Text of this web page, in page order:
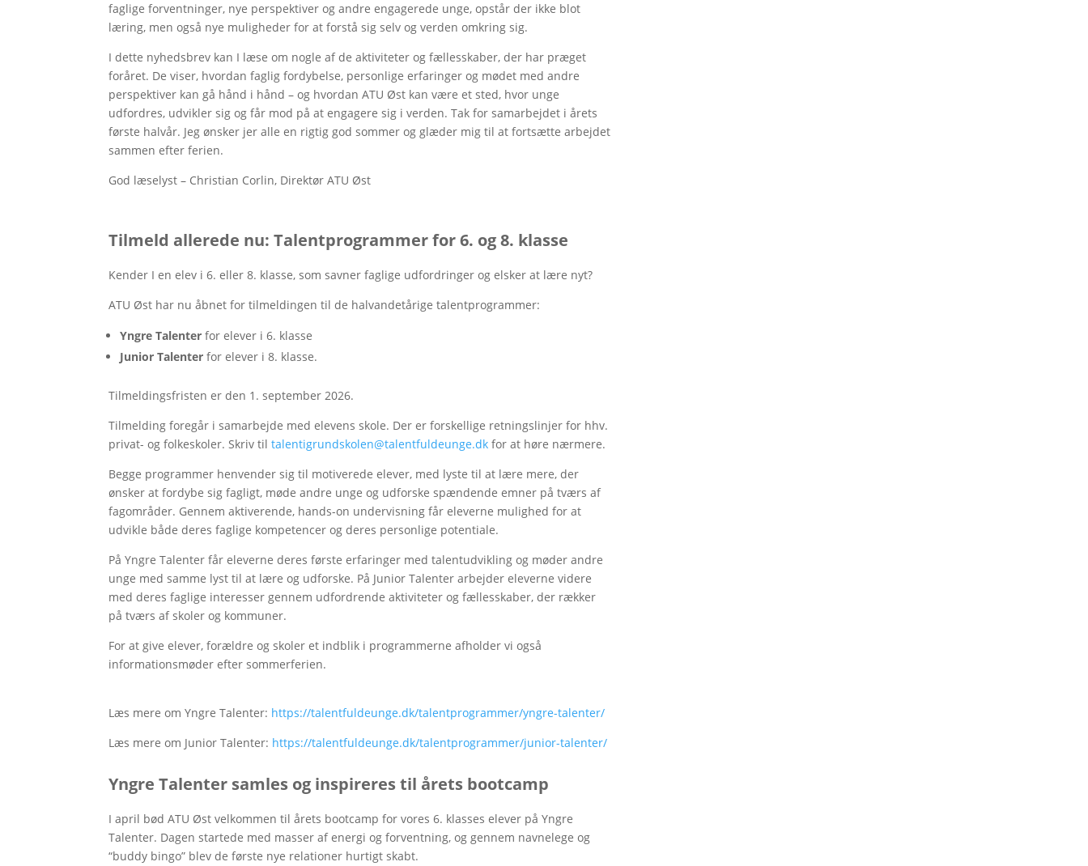
faglige forventninger, nye perspektiver og andre engagerede unge, opstår der ikke blot
læring, men også nye muligheder for at forstå sig selv og verden omkring sig.
I dette nyhedsbrev kan I læse om nogle af de aktiviteter og fællesskaber, der har præget
foråret. De viser, hvordan faglig fordybelse, personlige erfaringer og mødet med andre
perspektiver kan gå hånd i hånd – og hvordan ATU Øst kan være et sted, hvor unge
udfordres, udvikler sig og får mod på at engagere sig i verden. Tak for samarbejdet i årets
første halvår. Jeg ønsker jer alle en rigtig god sommer og glæder mig til at fortsætte arbejdet
sammen efter ferien.
God læselyst – Christian Corlin, Direktør ATU Øst
Tilmeld allerede nu: Talentprogrammer for 6. og 8. klasse
Kender I en elev i 6. eller 8. klasse, som savner faglige udfordringer og elsker at lære nyt?
ATU Øst har nu åbnet for tilmeldingen til de halvandetårige talentprogrammer:
Yngre Talenter for elever i 6. klasse
Junior Talenter for elever i 8. klasse.
Tilmeldingsfristen er den 1. september 2026.
Tilmelding foregår i samarbejde med elevens skole. Der er forskellige retningslinjer for hhv.
privat- og folkeskoler. Skriv tiltalentigrundskolen@talentfuldeunge.dk for at høre nærmere.
Begge programmer henvender sig til motiverede elever, med lyste til at lære mere, der
ønsker at fordybe sig fagligt, møde andre unge og udforske spændende emner på tværs af
fagområder. Gennem aktiverende, hands-on undervisning får eleverne mulighed for at
udvikle både deres faglige kompetencer og deres personlige potentiale.
På Yngre Talenter får eleverne deres første erfaringer med talentudvikling og møder andre
unge med samme lyst til at lære og udforske. På Junior Talenter arbejder eleverne videre
med deres faglige interesser gennem udfordrende aktiviteter og fællesskaber, der rækker
på tværs af skoler og kommuner.
For at give elever, forældre og skoler et indblik i programmerne afholder vi også
informationsmøder efter sommerferien.
Læs mere om Yngre Talenter: https://talentfuldeunge.dk/talentprogrammer/yngre-talenter/
Læs mere om Junior Talenter: https://talentfuldeunge.dk/talentprogrammer/junior-talenter/
Yngre Talenter samles og inspireres til årets bootcamp
I april bød ATU Øst velkommen til årets bootcamp for vores 6. klasses elever på Yngre
Talenter. Dagen startede med masser af energi og forventning, og gennem navnelege og
“buddy bingo” blev de første nye relationer hurtigt skabt.